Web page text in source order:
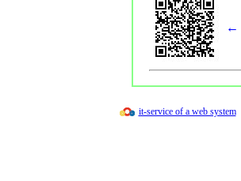
・中華風メニュー
←
it-service of a web system